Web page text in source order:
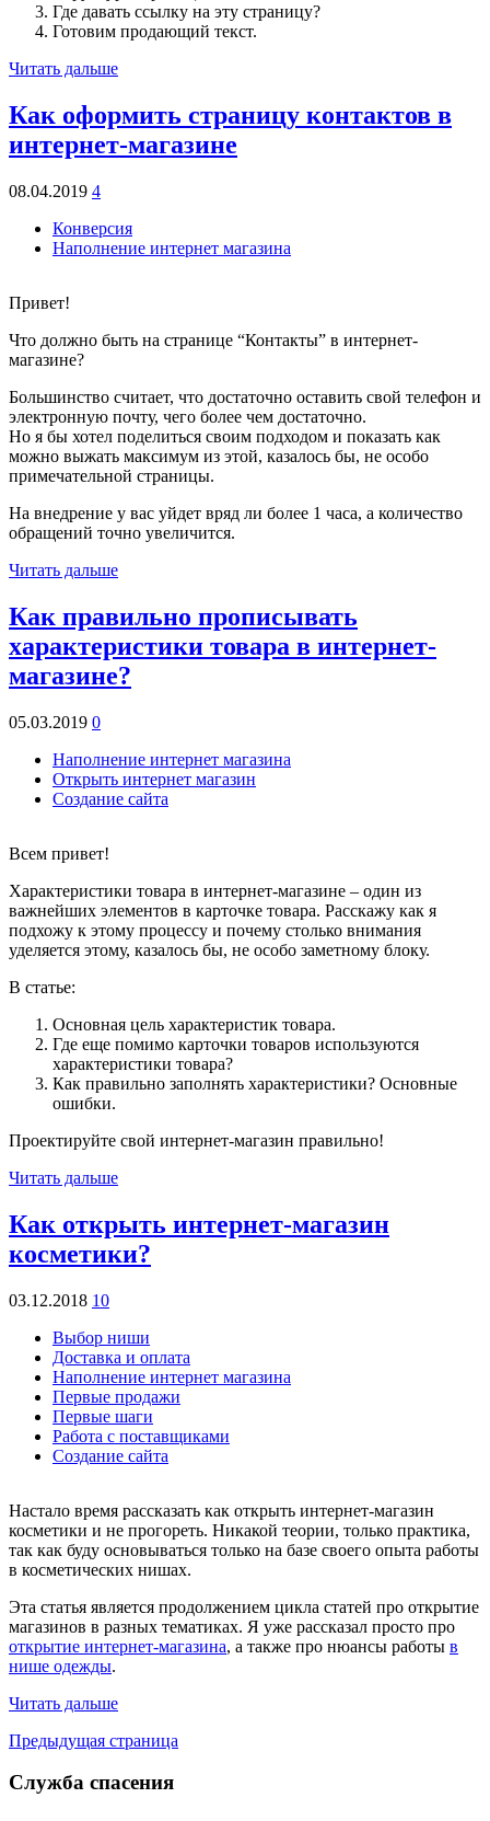
Где давать ссылку на эту страницу?
Готовим продающий текст.
Читать дальше
Как оформить страницу контактов в
интернет-магазине
08.04.2019 4
Конверсия
Наполнение интернет магазина
Привет!
Что должно быть на странице “Контакты” в интернет-
магазине?
Большинство считает, что достаточно оставить свой телефон и
электронную почту, чего более чем достаточно.
Но я бы хотел поделиться своим подходом и показать как
можно выжать максимум из этой, казалось бы, не особо
примечательной страницы.
На внедрение у вас уйдет вряд ли более 1 часа, а количество
обращений точно увеличится.
Читать дальше
Как правильно прописывать
характеристики товара в интернет-
магазине?
05.03.2019 0
Наполнение интернет магазина
Открыть интернет магазин
Создание сайта
Всем привет!
Характеристики товара в интернет-магазине – один из
важнейших элементов в карточке товара. Расскажу как я
подхожу к этому процессу и почему столько внимания
уделяется этому, казалось бы, не особо заметному блоку.
В статье:
Основная цель характеристик товара.
Где еще помимо карточки товаров используются
характеристики товара?
Как правильно заполнять характеристики? Основные
ошибки.
Проектируйте свой интернет-магазин правильно!
Читать дальше
Как открыть интернет-магазин
косметики?
03.12.2018 10
Выбор ниши
Доставка и оплата
Наполнение интернет магазина
Первые продажи
Первые шаги
Работа с поставщиками
Создание сайта
Настало время рассказать как открыть интернет-магазин
косметики и не прогореть. Никакой теории, только практика,
так как буду основываться только на базе своего опыта работы
в косметических нишах.
Эта статья является продолжением цикла статей про открытие
магазинов в разных тематиках. Я уже рассказал просто про
открытие интернет-магазина, а также про нюансы работы в
нише одежды.
Читать дальше
Предыдущая страница
Служба спасения